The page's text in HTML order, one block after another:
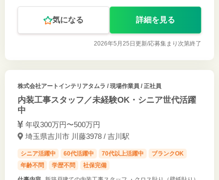
気になる 詳細を見る
2026年5月25日更新/応募集まり次第終了
株式会社アートインテリアタムラ / 現場作業員 / 正社員
内装工事スタッフ／未経験OK・シニア世代活躍
中
年収300万円〜500万円
埼玉県吉川市 川藤3978 / 吉川駅
シニア活躍中 60代活躍中 70代以上活躍中
ブランクOK
年齢不問
学歴不問 社保完備